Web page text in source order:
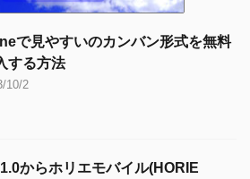
で見やすいのカンバン形式を無料
する方法
10/2
からホリエモバイル(HORIE